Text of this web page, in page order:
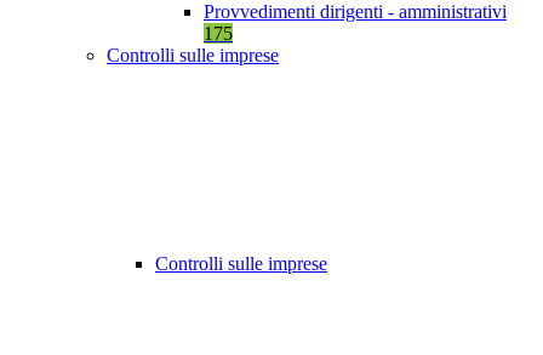
Provvedimenti dirigenti - amministrativi
175
Controlli sulle imprese
Controlli sulle imprese